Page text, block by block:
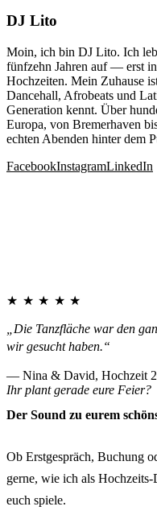
DJ Lito
Moin, ich bin DJ Lito. Ich
fünfzehn Jahren auf — erst
Hochzeiten. Mein Zuhause
Dancehall, Afrobeats und
Generation kennt. Über
Europa, von Bremerhaven
echten Abenden hinter dem
FacebookInstagramLinkedIn
★★★★★
„Die Tanzfläche war den
wir gesucht haben.“
— Nina & David, Hochzeit
Ihr plant gerade eure Feier?
Der Sound zu eurem
Ob Erstgespräch, Buchung
gerne, wie ich als
euch spiele.